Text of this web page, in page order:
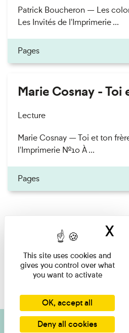
Patrick Boucheron — Les
Les Invités de l'Imprimerie ...
Pages
Marie Cosnay - Toi
Lecture
Marie Cosnay — Toi et ton
l'Imprimerie n°10 À ...
Pages
This site uses cookies and
gives you control over what
you want to activate
OK, accept all
Deny all cookies
X